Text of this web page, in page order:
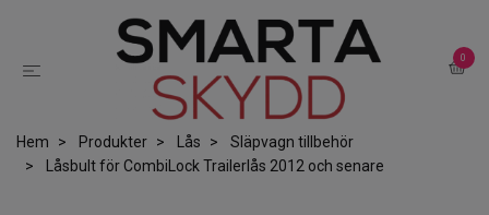
0
Hem Produkter Lås
Släpvagn tillbehör
Låsbult för CombiLock Trailerlås 2012 och senare